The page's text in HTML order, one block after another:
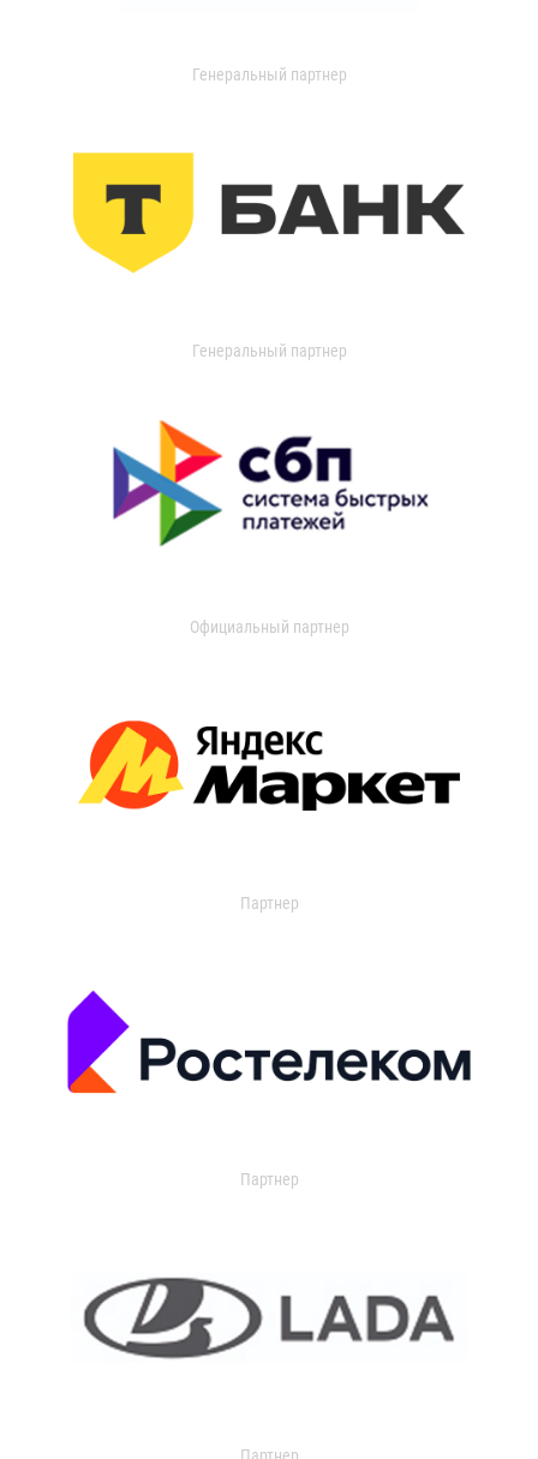
Генеральный партнер
Генеральный партнер
Официальный партнер
Партнер
Партнер